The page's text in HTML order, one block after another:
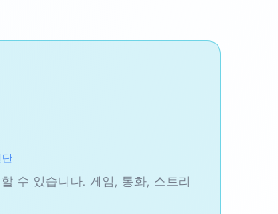
단
수 있습니다. 게임, 통화, 스트리